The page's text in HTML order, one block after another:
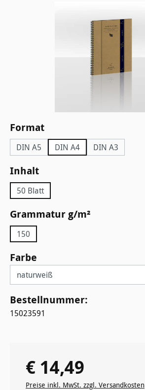
Formatauswählen
DIN A5 DIN A4 DIN A3
Inhaltauswählen
50 Blatt
Grammatur g/m²
150
Farbe
Bestellnummer:
15023591
Regulärer Preis:
€ 14,49
Preise inkl. MwSt. zzgl. Versandkosten